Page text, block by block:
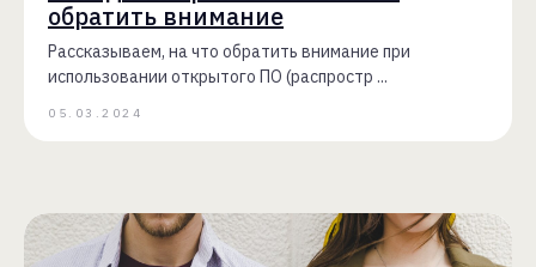
обратить внимание
Рассказываем, на что обратить внимание при
использовании открытого ПО (распростр ...
05.03.2024